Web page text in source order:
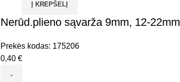
1000vnt.
Į KREPŠELĮ
Nerūd.plieno sąvarža 9mm, 12-22mm
Prekės kodas: 175206
0,40 €